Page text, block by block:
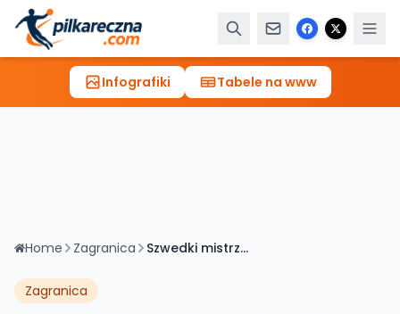
Infografiki Tabele na www
Home Zagranica Szwedki mistrzyniami Danii! Triumf Team Esbjerg w wielkim finale
Zagranica